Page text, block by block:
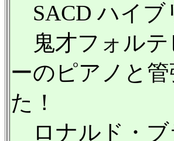
SACD ハイブ
鬼才フォルテ
ーのピアノと
た！
ロナルド・ブ